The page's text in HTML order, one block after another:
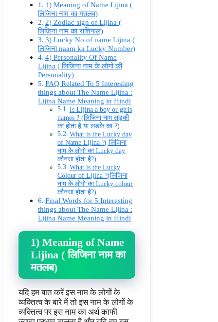
1) Meaning of Name Lijina (
लिजिना नाम का मतलब)
2) Zodiac sign of Lijina (
लिजिना नाम का राशिफल)
3) Lucky No of name Lijina (
लिजिना naam ka Lucky Number)
4) Personality Of Name
Lijina ( लिजिना नाम के लोगों की
Personality)
FAQ Related To 5 Interesting
things about The Name Lijina :
Lijina Name Meaning in Hindi
Is Lijina a boy or girls
names ? (लिजिना नाम लड़की
का होता है या लड़के का ?)
What is the Lucky day
of Name Lijina ?( लिजिना
नाम के लोगो का Lucky day
कौनसा होता है?)
What is the Lucky
Colour of Lijina ?(लिजिना
नाम के लोगों का Lucky colour
कौनसा होता है?)
Final Words for 5 Interesting
things about The Name Lijina :
Lijina Name Meaning in Hindi
1) Meaning of Name
Lijina ( लिजिना नाम का
मतलब)
यदि हम बात करें इस नाम के लोगों के
व्यक्तित्व के बारे में तो इस नाम के लोगों के
व्यक्तित्व पर इस नाम का अर्थ काफी